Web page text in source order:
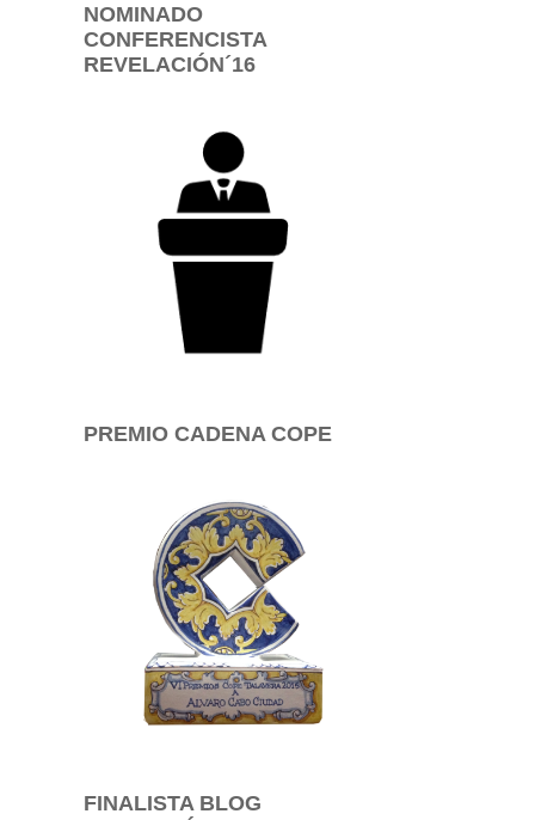
NOMINADO
CONFERENCISTA
REVELACIÓN´16
PREMIO CADENA COPE
FINALISTA BLOG